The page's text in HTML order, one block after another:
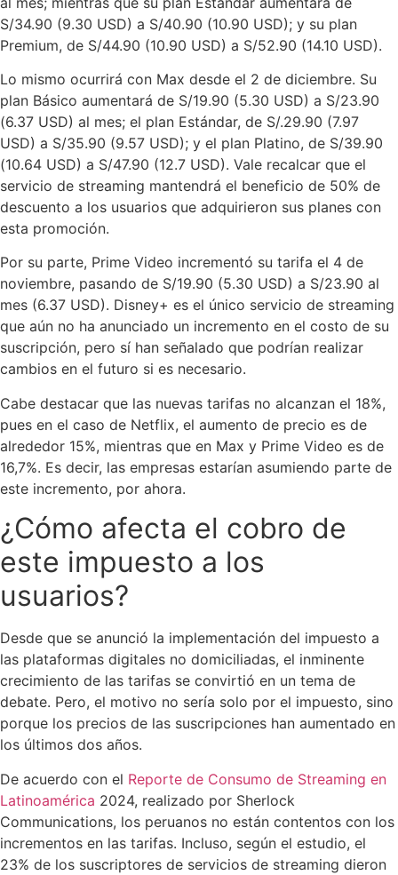
S/34.90 (9.30 USD) a S/40.90 (10.90 USD); y su plan
Premium, de S/44.90 (10.90 USD) a S/52.90 (14.10 USD).
Lo mismo ocurrirá con Max desde el 2 de diciembre. Su
plan Básico aumentará de S/19.90 (5.30 USD) a S/23.90
(6.37 USD) al mes; el plan Estándar, de S/.29.90 (7.97
USD) a S/35.90 (9.57 USD); y el plan Platino, de S/39.90
(10.64 USD) a S/47.90 (12.7 USD). Vale recalcar que el
servicio de streaming mantendrá el beneficio de 50% de
descuento a los usuarios que adquirieron sus planes con
esta promoción.
Por su parte, Prime Video incrementó su tarifa el 4 de
noviembre, pasando de S/19.90 (5.30 USD) a S/23.90 al
mes (6.37 USD). Disney+ es el único servicio de streaming
que aún no ha anunciado un incremento en el costo de su
suscripción, pero sí han señalado que podrían realizar
cambios en el futuro si es necesario.
Cabe destacar que las nuevas tarifas no alcanzan el 18%,
pues en el caso de Netflix, el aumento de precio es de
alrededor 15%, mientras que en Max y Prime Video es de
16,7%. Es decir, las empresas estarían asumiendo parte de
este incremento, por ahora.
¿Cómo afecta el cobro de
este impuesto a los
usuarios?
Desde que se anunció la implementación del impuesto a
las plataformas digitales no domiciliadas, el inminente
crecimiento de las tarifas se convirtió en un tema de
debate. Pero, el motivo no sería solo por el impuesto, sino
porque los precios de las suscripciones han aumentado en
los últimos dos años.
De acuerdo con el Reporte de Consumo de Streaming en
Latinoamérica 2024, realizado por Sherlock
Communications, los peruanos no están contentos con los
incrementos en las tarifas. Incluso, según el estudio, el
23% de los suscriptores de servicios de streaming dieron